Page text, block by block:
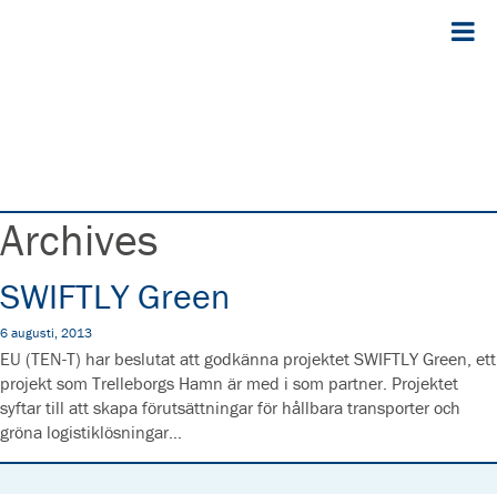
Archives
SWIFTLY Green
6 augusti, 2013
EU (TEN-T) har beslutat att godkänna projektet SWIFTLY Green, ett
projekt som Trelleborgs Hamn är med i som partner. Projektet
syftar till att skapa förutsättningar för hållbara transporter och
gröna logistiklösningar…